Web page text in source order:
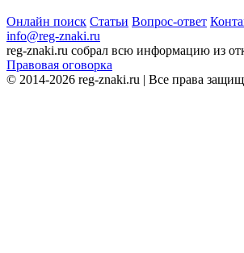
Онлайн поиск Статьи Вопрос-ответ
info@reg-znaki.ru
reg-znaki.ru собрал всю информацию из
Правовая оговорка
© 2014-2026 reg-znaki.ru | Все права